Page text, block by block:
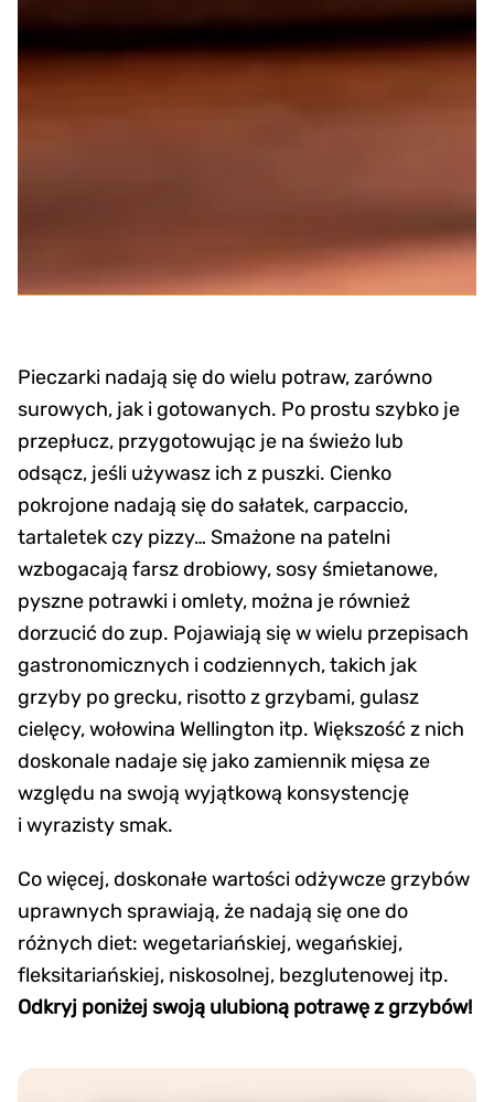
Pieczarki nadają się do wielu potraw, zarówno
surowych, jak i gotowanych. Po prostu szybko je
przepłucz, przygotowując je na świeżo lub
odsącz, jeśli używasz ich z puszki. Cienko
pokrojone nadają się do sałatek, carpaccio,
tartaletek czy pizzy… Smażone na patelni
wzbogacają farsz drobiowy, sosy śmietanowe,
pyszne potrawki i omlety, można je również
dorzucić do zup. Pojawiają się w wielu przepisach
gastronomicznych i codziennych, takich jak
grzyby po grecku, risotto z grzybami, gulasz
cielęcy, wołowina Wellington itp. Większość z nich
doskonale nadaje się jako zamiennik mięsa ze
względu na swoją wyjątkową konsystencję
i wyrazisty smak.
Co więcej, doskonałe wartości odżywcze grzybów
uprawnych sprawiają, że nadają się one do
różnych diet: wegetariańskiej, wegańskiej,
fleksitariańskiej, niskosolnej, bezglutenowej itp.
Odkryj poniżej swoją ulubioną potrawę z grzybów!